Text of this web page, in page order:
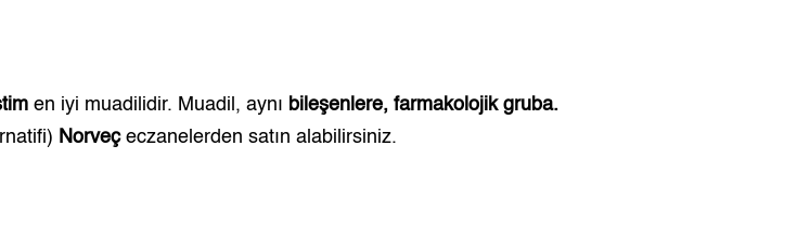
en iyi muadilidir. Muadil, aynı bileşenlere, farmakolojik gruba.
Norveçeczanelerden satın alabilirsiniz.